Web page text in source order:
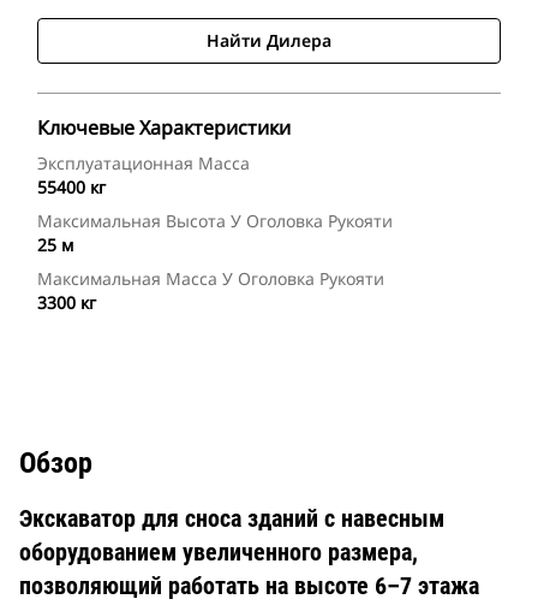
Найти Дилера
Ключевые Характеристики
Эксплуатационная Масса
55400 кг
Максимальная Высота У Оголовка Рукояти
25 м
Максимальная Масса У Оголовка Рукояти
3300 кг
Обзор
Экскаватор для сноса зданий с навесным
оборудованием увеличенного размера,
позволяющий работать на высоте 6–7 этажа